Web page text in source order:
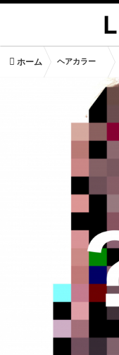
ホーム ヘアカラー